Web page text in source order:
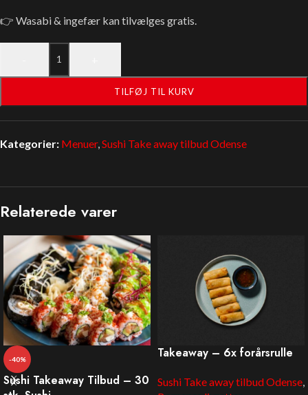
👉 Wasabi & ingefær kan tilvælges gratis.
TILFØJ TIL KURV
Kategorier: Menuer,Sushi Take away tilbud Odense
Relaterede varer
-40%
Sushi Takeaway Tilbud – 30
Takeaway – 6x forårsrulle
Sushi Take away tilbud Odense,